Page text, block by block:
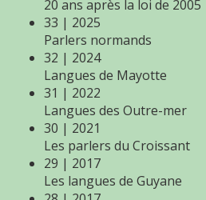
20 ans après la loi de 2005
33 | 2025
Parlers normands
32 | 2024
Langues de Mayotte
31 | 2022
Langues des Outre-mer
30 | 2021
Les parlers du Croissant
29 | 2017
Les langues de Guyane